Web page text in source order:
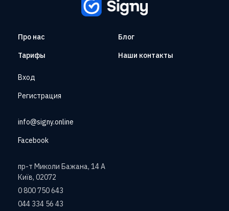
Про нас
Тарифы
Блог
Наши контакты
Вход
Регистрация
info@signy.online
Facebook
пр-т Миколи Бажана, 14 А
Київ, 02072
0 800 750 643
044 334 56 43